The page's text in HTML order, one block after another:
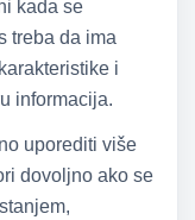
kada se
treba da ima
i
informacija.
uporediti više
dovoljno ako se